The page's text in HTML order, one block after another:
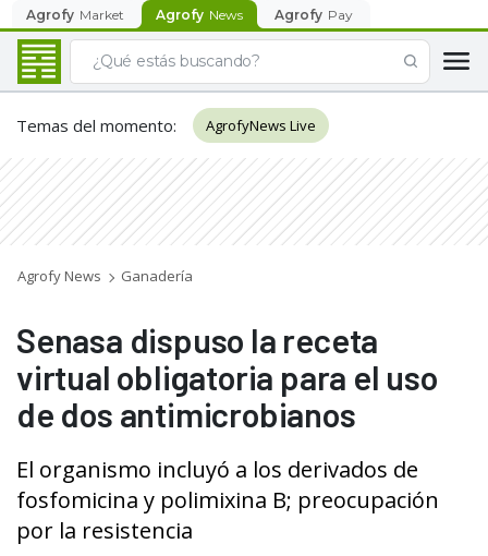
Agrofy Market Agrofy News Agrofy Pay
Temas del momento: AgrofyNews Live
Agrofy News Ganadería
Senasa dispuso la receta
virtual obligatoria para el uso
de dos antimicrobianos
El organismo incluyó a los derivados de
fosfomicina y polimixina B; preocupación
por la resistencia